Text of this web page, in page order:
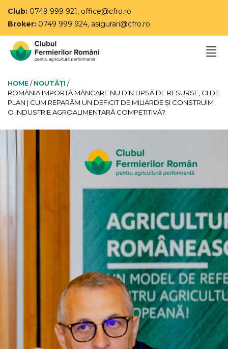
Club: 0749 999 921, office@cfro.ro
Broker: 0749 999 924, asigurari@cfro.ro
HOME/NOUTĂȚI /
ROMÂNIA IMPORTĂ MÂNCARE NU DIN LIPSĂ DE RESURSE, CI DE
PLAN | CUM REPARĂM UN DEFICIT DE MILIARDE ȘI CONSTRUIM
O INDUSTRIE AGROALIMENTARĂ COMPETITIVĂ?